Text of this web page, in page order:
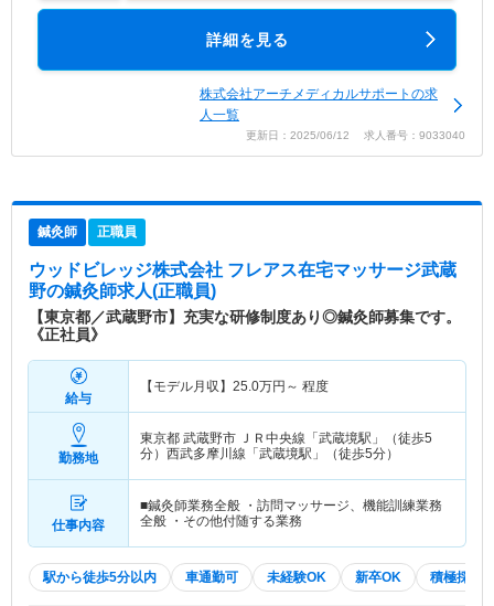
詳細を見る
株式会社アーチメディカルサポートの求
人一覧
更新日：2025/06/12 求人番号：9033040
鍼灸師 正職員
ウッドビレッジ株式会社 フレアス在宅マッサージ武蔵
野の鍼灸師求人(正職員)
【東京都／武蔵野市】充実な研修制度あり◎鍼灸師募集です。
《正社員》
給与
【モデル月収】 25.0万円～ 程度
勤務地
東京都 武蔵野市 ＪＲ中央線「武蔵境駅」（徒歩5
分）西武多摩川線「武蔵境駅」（徒歩5分）
仕事内容
■鍼灸師業務全般 ・訪問マッサージ、機能訓練業務
全般 ・その他付随する業務
駅から徒歩5分以内 車通勤可 未経験OK 新卒OK 積極採用